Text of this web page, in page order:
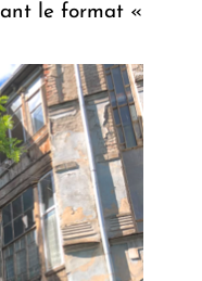
le format «